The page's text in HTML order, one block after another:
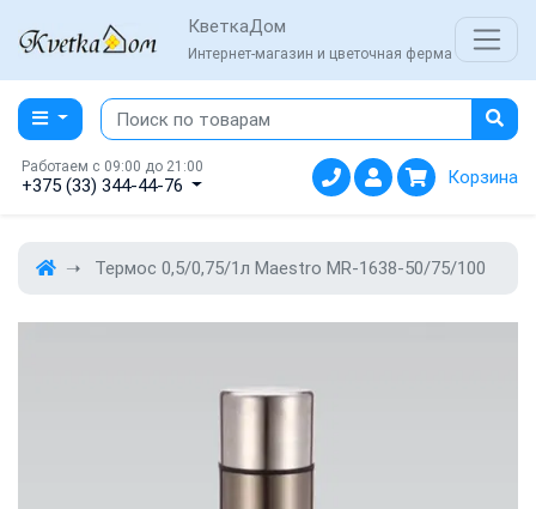
КветкаДом
Интернет-магазин и цветочная ферма
Работаем с 09:00 до 21:00
+375 (33) 344-44-76 Корзина
Термос 0,5/0,75/1л Maestro MR-1638-50/75/100